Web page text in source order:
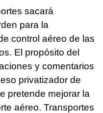
sacará
para la
control aéreo de las
El propósito del
y comentarios
privatizador de
pretende mejorar la
aéreo. Transportes